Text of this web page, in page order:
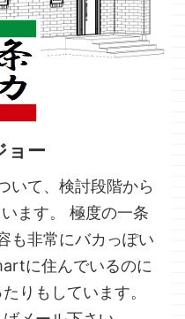
ョー
いて、検討段階から
ます。 極度の一条
も非常にバカっぽい
に住んでいるのに
りもしています。